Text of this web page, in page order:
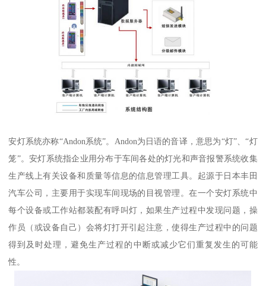
安灯系统亦称“Andon系统”。Andon为日语的音译，意思为“灯”、“灯
笼”。安灯系统指企业用分布于车间各处的灯光和声音报警系统收集
生产线上有关设备和质量等信息的信息管理工具。起源于日本丰田
汽车公司，主要用于实现车间现场的目视管理。在一个安灯系统中
每个设备或工作站都装配有呼叫灯，如果生产过程中发现问题，操
作员（或设备自己）会将灯打开引起注意，使得生产过程中的问题
得到及时处理，避免生产过程的中断或减少它们重复发生的可能
性。